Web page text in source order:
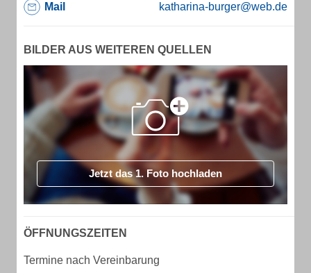
Mail katharina-burger@web.de
BILDER AUS WEITEREN QUELLEN
Jetzt das 1. Foto hochladen
ÖFFNUNGSZEITEN
Termine nach Vereinbarung